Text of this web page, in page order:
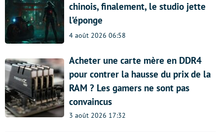
chinois, finalement, le studio jette
l’éponge
4 août 2026 06:58
Acheter une carte mère en DDR4
pour contrer la hausse du prix de la
RAM ? Les gamers ne sont pas
convaincus
3 août 2026 17:32